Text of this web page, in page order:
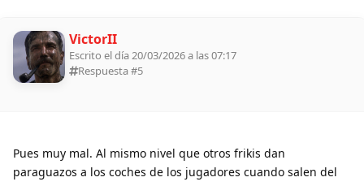
VictorII
Escrito el día 20/03/2026 a las 07:17
Respuesta #5
Pues muy mal. Al mismo nivel que otros frikis dan
paraguazos a los coches de los jugadores cuando salen del